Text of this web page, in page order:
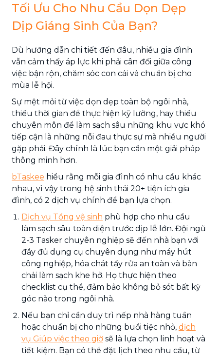
Tối Ưu Cho Nhu Cầu Dọn Dẹp
Dịp Giáng Sinh Của Bạn?
Dù hướng dẫn chi tiết đến đâu, nhiều gia đình
vẫn cảm thấy áp lực khi phải cân đối giữa công
việc bận rộn, chăm sóc con cái và chuẩn bị cho
mùa lễ hội.
Sự mệt mỏi từ việc dọn dẹp toàn bộ ngôi nhà,
thiếu thời gian để thực hiện kỹ lưỡng, hay thiếu
chuyên môn để làm sạch sâu những khu vực khó
tiếp cận là những nỗi đau thực sự mà nhiều người
gặp phải. Đây chính là lúc bạn cần một giải pháp
thông minh hơn.
bTaskee hiểu rằng mỗi gia đình có nhu cầu khác
nhau, vì vậy trong hệ sinh thái 20+ tiện ích gia
đình, có 2 dịch vụ chính để bạn lựa chọn.
Dịch vụ Tổng vệ sinh phù hợp cho nhu cầu
làm sạch sâu toàn diện trước dịp lễ lớn. Đội ngũ
2-3 Tasker chuyên nghiệp sẽ đến nhà bạn với
đầy đủ dụng cụ chuyên dụng như máy hút
công nghiệp, hóa chát tẩy rửa an toàn và bàn
chải làm sạch khe hở. Họ thực hiện theo
checklist cụ thể, đảm bảo không bỏ sót bất kỳ
góc nào trong ngôi nhà.
Nếu bạn chỉ cần duy trì nếp nhà hàng tuần
hoặc chuẩn bị cho những buổi tiệc nhỏ, dịch
vụ Giúp việc theo giờ sẽ là lựa chọn linh hoạt và
tiết kiệm. Bạn có thể đặt lịch theo nhu cầu, từ